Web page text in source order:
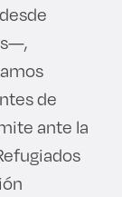
de
ante la